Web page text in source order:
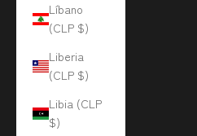
Líbano
(CLP $)
Liberia
(CLP $)
Libia (CLP
$)